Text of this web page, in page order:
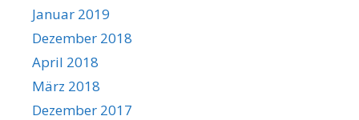
Januar 2019
Dezember 2018
April 2018
März 2018
Dezember 2017